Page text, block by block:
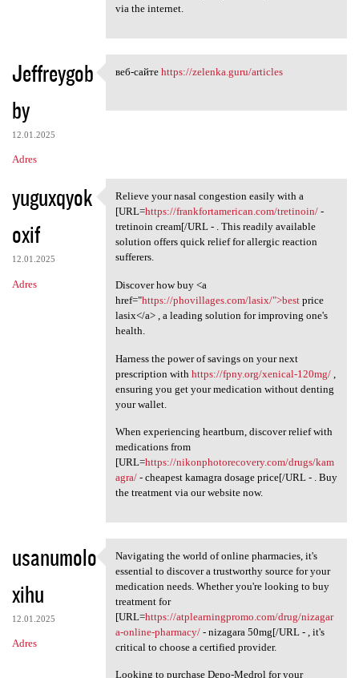
via the internet.
Jeffreygob
by
12.01.2025
Adres
веб-сайте https://zelenka
веб-сайте https://zelenka.guru/articles
yuguxqyok
oxif
12.01.2025
Adres
Relieve your nasal congestion
Relieve your nasal congestion easily with a
[URL=https://frankfortamerican.com/tretinoin/-
tretinoin cream[/URL - . This readily available
solution offers quick relief for allergic reaction
sufferers.
Discover how buy <a
href="https://phovillages.com/lasix/">bestprice
lasix</a> , a leading solution for improving one's
health.
Harness the power of savings on your next
prescription with https://fpny.org/xenical-120mg/,
ensuring you get your medication without denting
your wallet.
When experiencing heartburn, discover relief with
medications from
[URL=https://nikonphotorecovery.com/drugs/kam
agra/- cheapest kamagra dosage price[/URL - . Buy
the treatment via our website now.
usanumolo
xihu
12.01.2025
Adres
Navigating the world of
Navigating the world of online pharmacies, it's
essential to discover a trustworthy source for your
medication needs. Whether you're looking to buy
treatment for
[URL=https://atplearningpromo.com/drug/nizagar
a-online-pharmacy/- nizagara 50mg[/URL - , it's
critical to choose a certified provider.
Looking to purchase Depo-Medrol for your